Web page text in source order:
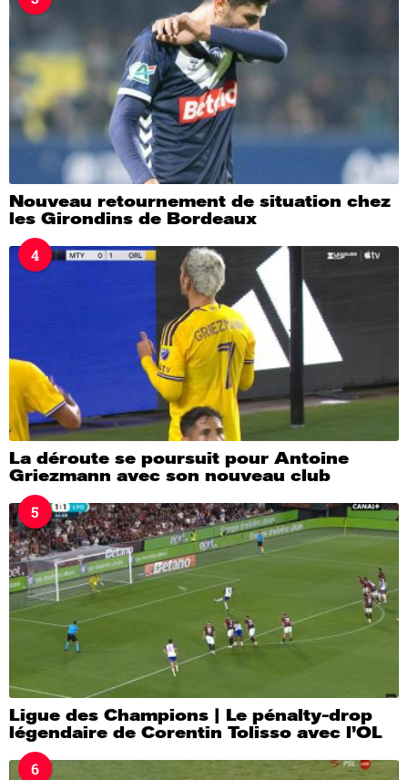
Nouveau retournement de situation chez
les Girondins de Bordeaux
4
La déroute se poursuit pour Antoine
Griezmann avec son nouveau club
5
Ligue des Champions | Le pénalty-drop
légendaire de Corentin Tolisso avec l’OL
6